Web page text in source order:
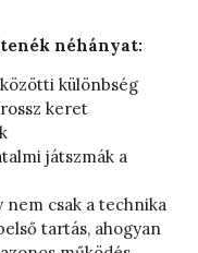
néhányat:
különbség
keret
játszmák a
nem csak a technika
tartás, ahogyan